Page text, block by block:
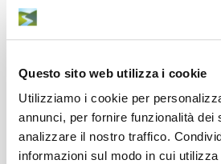
Questo sito web utilizza i cookie
Utilizziamo i cookie per
annunci, per fornire funzionalità dei
analizzare il nostro traffico.
informazioni sul modo in cui
https://
area/concoursedetail/
Bando(pdf)
Informativa privacy(pdf)
Ammessi e calendario(pdf)
Esito negativo selezione(pdf)